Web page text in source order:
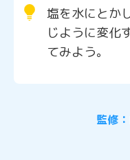
塩を水にとか
じように変化
てみよう。
監修